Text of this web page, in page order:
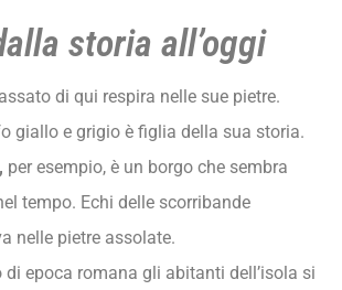
storia all’oggi
di qui respira nelle sue pietre.
giallo e grigio è figlia della sua storia.
per esempio, è un borgo che sembra
tempo. Echi delle scorribande
nelle pietre assolate.
epoca romana gli abitanti dell’isola si